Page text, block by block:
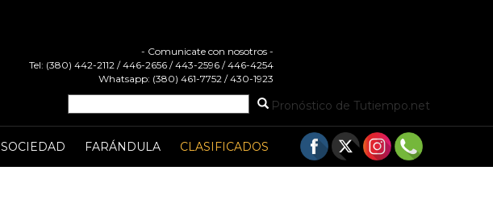
- Comunicate con nosotros -
Tel: (380) 442-2112 / 446-2656 / 443-2596 / 446-4254
Whatsapp: (380) 461-7752 / 430-1923
Pronóstico de Tutiempo.net
SOCIEDAD FARÁNDULA CLASIFICADOS